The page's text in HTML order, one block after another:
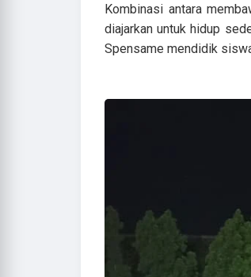
Kombinasi antara
diajarkan untuk hidup
Spensame mendidik